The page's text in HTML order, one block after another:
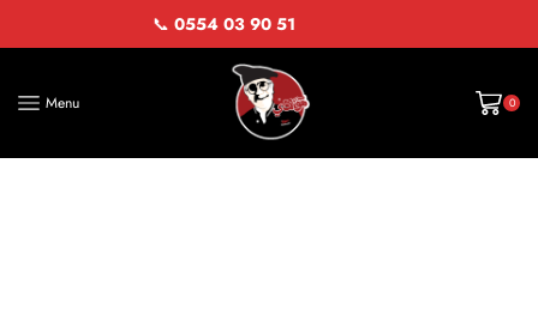
📞 0554 03 90 51
Menu 0